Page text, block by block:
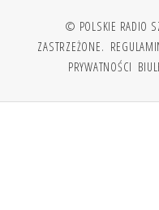
© POLSKIE RADIO
ZASTRZEŻONE.
PRYWATNOŚCI